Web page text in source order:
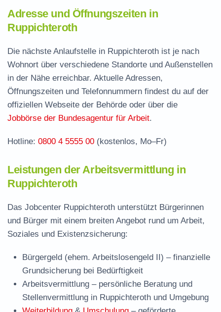
Leistungen der Arbeitsvermittlung in
Ruppichteroth
Termin vereinbaren und Bürgergeld beantragen
Jobcenter Rhein-Sieg-Kreis – zuständige
Stelle
Stellenangebote und Jobbörse in
Ruppichteroth
Adresse und Öffnungszeiten in
Ruppichteroth
Die nächste Anlaufstelle in Ruppichteroth ist je nach
Wohnort über verschiedene Standorte und Außenstellen
in der Nähe erreichbar. Aktuelle Adressen,
Öffnungszeiten und Telefonnummern findest du auf der
offiziellen Webseite der Behörde oder über die
Jobbörse der Bundesagentur für Arbeit.
Hotline: 0800 4 5555 00 (kostenlos, Mo–Fr)
Leistungen der Arbeitsvermittlung in
Ruppichteroth
Das Jobcenter Ruppichteroth unterstützt Bürgerinnen
und Bürger mit einem breiten Angebot rund um Arbeit,
Soziales und Existenzsicherung:
Bürgergeld (ehem. Arbeitslosengeld II) – finanzielle
Grundsicherung bei Bedürftigkeit
Arbeitsvermittlung – persönliche Beratung und
Stellenvermittlung in Ruppichteroth und Umgebung